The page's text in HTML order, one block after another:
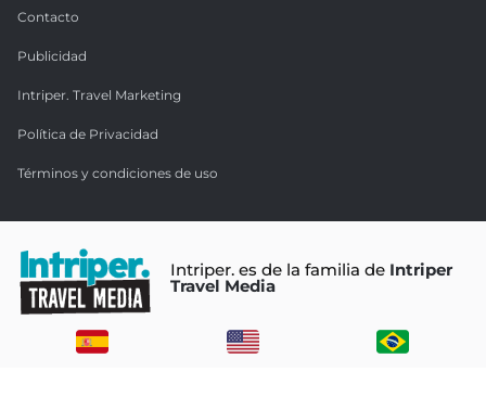
Contacto
Publicidad
Intriper. Travel Marketing
Política de Privacidad
Términos y condiciones de uso
Intriper. es de la familia de Intriper
Travel Media